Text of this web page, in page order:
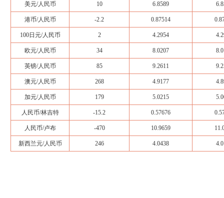
美元/人民币 10 6.8589
港币/人民币 -2.2 0.87514
100日元/人民币 2 4.2954
欧元/人民币 34 8.0207
英镑/人民币 85 9.2611
澳元/人民币 268 4.9177
加元/人民币 179 5.0215
人民币/林吉特 -15.2 0.57676
人民币/卢布 -470 10.9659
新西兰元/人民币 246 4.0438